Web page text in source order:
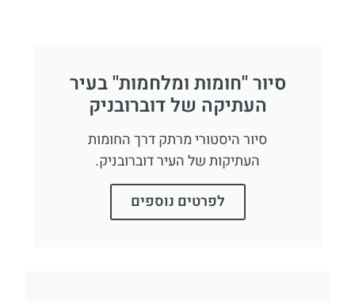
סיור ''חומות ומלחמות'' בעיר
העתיקה של דוברובניק
סיור היסטורי מרתק דרך החומות
העתיקות של העיר דוברובניק.
לפרטים נוספים